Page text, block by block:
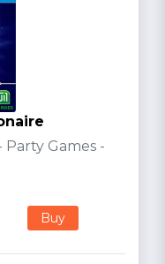
Games -
Buy